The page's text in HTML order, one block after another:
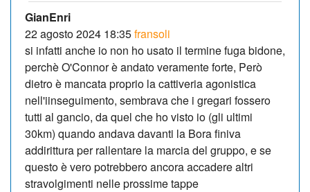
GianEnri
22 agosto 2024 18:35fransoli
si infatti anche io non ho usato il termine fuga bidone,
perchè O'Connor è andato veramente forte, Però
dietro è mancata proprio la cattiveria agonistica
nell'iinseguimento, sembrava che i gregari fossero
tutti al gancio, da quel che ho visto io (gli ultimi
30km) quando andava davanti la Bora finiva
addirittura per rallentare la marcia del gruppo, e se
questo è vero potrebbero ancora accadere altri
stravolgimenti nelle prossime tappe